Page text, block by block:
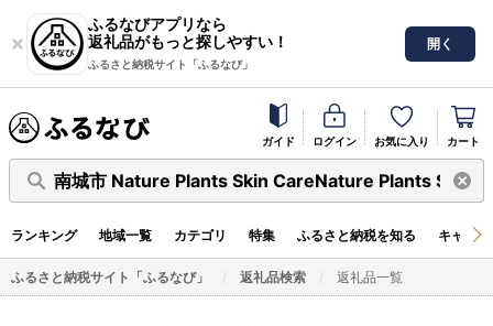
ふるなびアプリなら
返礼品がもっと探しやすい！
ふるさと納税サイト「ふるなび」
開く
ガイド ログイン お気に入り カート
南城市 Nature Plants Skin CareNature Plants Skin
ランキング 地域一覧 カテゴリ 特集 ふるさと納税を知る キャン
ふるさと納税サイト「ふるなび」 返礼品検索 返礼品一覧